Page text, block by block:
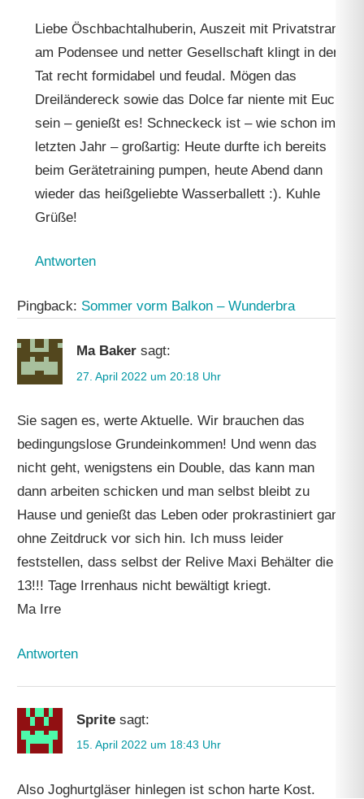
Liebe Öschbachtalhuberin, Auszeit mit Privatstrand
am Podensee und netter Gesellschaft klingt in der
Tat recht formidabel und feudal. Mögen das
Dreiländereck sowie das Dolce far niente mit Euch
sein – genießt es! Schneckeck ist – wie schon im
letzten Jahr – großartig: Heute durfte ich bereits
beim Gerätetraining pumpen, heute Abend dann
wieder das heißgeliebte Wasserballett :). Kuhle
Grüße!
Antworten
Pingback: Sommer vorm Balkon – Wunderbra
Ma Baker sagt:
27. April 2022 um 20:18 Uhr
Sie sagen es, werte Aktuelle. Wir brauchen das
bedingungslose Grundeinkommen! Und wenn das
nicht geht, wenigstens ein Double, das kann man
dann arbeiten schicken und man selbst bleibt zu
Hause und genießt das Leben oder prokrastiniert ganz
ohne Zeitdruck vor sich hin. Ich muss leider
feststellen, dass selbst der Relive Maxi Behälter die
13!!! Tage Irrenhaus nicht bewältigt kriegt.
Ma Irre
Antworten
Sprite sagt:
15. April 2022 um 18:43 Uhr
Also Joghurtgläser hinlegen ist schon harte Kost.